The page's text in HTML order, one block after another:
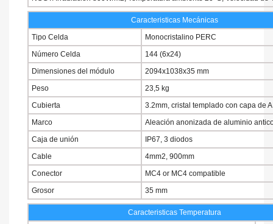
Caracteristicas Mecánicas
Tipo Celda
Monocristalino PERC
Número Celda
144 (6x24)
Dimensiones del módulo
2094x1038x35 mm
Peso
23,5 kg
Cubierta
3.2mm, cristal templado con capa de
Marco
Aleación anonizada de aluminio
Caja de unión
IP67, 3 diodos
Cable
4mm2, 900mm
Conector
MC4 or MC4 compatible
Grosor
35 mm
Caracteristicas Temperatura